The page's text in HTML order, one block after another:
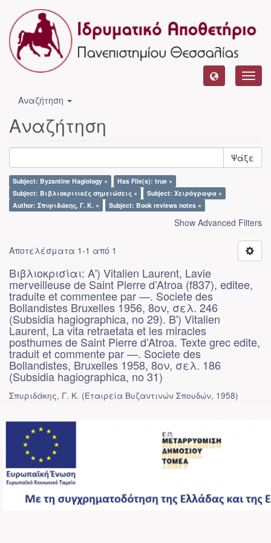
Αναζήτηση
Αναζήτηση
Ψάξε
Subject: Byzantine Hagiology ×
Has File(s): true ×
Subject: Βιβλιοκριτικές σημειώσεις ×
Subject: Χειρόγραφα ×
Author: Σπυριδάκης, Γ. Κ. ×
Subject: Book reviews notes ×
Show Advanced Filters
Αποτελέσματα 1-1 από 1
Βιβλιοκρισίαι: A') Vitalien Laurent, Lavie
merveilleuse de Saint Pierre d’Atroa (f837), editee,
traduite et commentee par —. Societe des
Bollandistes Bruxelles 1956, 8ον, σελ. 246
(Subsidia hagiographica, no 29). B') Vitalien
Laurent, La vita retraetata et les miracles
posthumes de Saint Pierre d’Atroa. Texte grec edite,
traduit et commente par —. Societe des
Bollandistes, Bruxelles 1958, 8ον, σελ. 186
(Subsidia hagiographica, no 31)
Σπυριδάκης, Γ. Κ. (Εταιρεία Βυζαντινών Σπουδών, 1958)